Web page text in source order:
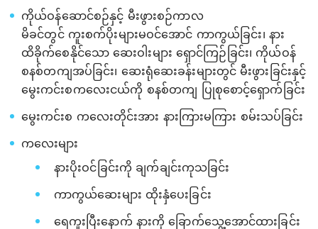
ကိုယ်ဝန်ဆောင်စဉ်နှင့် မီးဖွားစဉ်ကာလ
မိခင်တွင် ကူးစက်ပိုးများမဝင်အောင် ကာကွယ်ခြင်း၊ နား
ထိခိုက်စေနိုင်သော ဆေးဝါးများ ရှောင်ကြဉ်ခြင်း၊ ကိုယ်ဝန်
စနစ်တကျအပ်ခြင်း၊ ဆေးရုံဆေးခန်းများတွင် မီးဖွားခြင်းနှင့်
မွေးကင်းစကလေးငယ်ကို စနစ်တကျ ပြုစုစောင့်ရှောက်ခြင်း
မွေးကင်းစ ကလေးတိုင်းအား နားကြားမကြား စမ်းသပ်ခြင်း
ကလေးများ
နားပိုးဝင်ခြင်းကို ချက်ချင်းကုသခြင်း
ကာကွယ်ဆေးများ ထိုးနှံပေးခြင်း
ရေကူးပြီးနောက် နားကို ခြောက်သွေ့အောင်ထားခြင်း